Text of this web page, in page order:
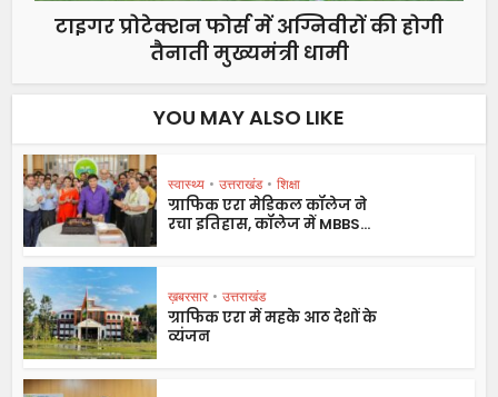
टाइगर प्रोटेक्शन फोर्स में अग्निवीरों की होगी
तैनाती मुख्यमंत्री धामी
YOU MAY ALSO LIKE
स्वास्थ्य • उत्तराखंड • शिक्षा
ग्राफिक एरा मेडिकल कॉलेज ने
रचा इतिहास, कॉलेज में MBBS...
ख़बरसार • उत्तराखंड
ग्राफिक एरा में महके आठ देशों के
व्यंजन